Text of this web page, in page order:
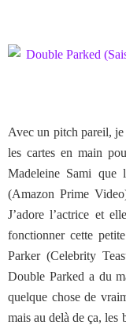
Avec un pitch pareil,
les cartes en main
Madeleine Sami que
(Amazon Prime
J’adore l’actrice et
fonctionner cette
Parker (Celebrity
Double Parked a du
quelque chose de
mais au delà de ça, les